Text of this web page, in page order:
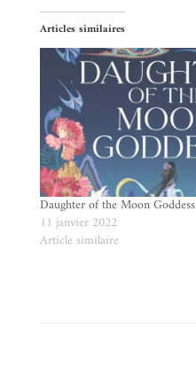
Articles similaires
Daughter of the Moon Goddess
11 janvier 2022
Article similaire